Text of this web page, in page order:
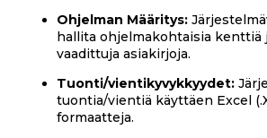
Ohjelman Määritys:
hallita ohjelmakohtaisia kenttiä
vaadittuja asiakirjoja.
Tuonti/vientikyvykkyydet:
tuontia/vientiä käyttäen Excel
formaatteja.